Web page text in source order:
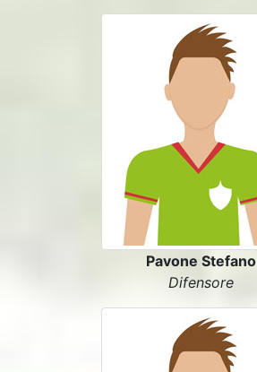
Pavone Stefano
Difensore